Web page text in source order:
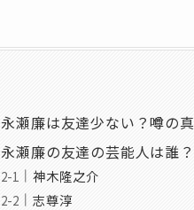
永瀬廉は友達少ない？噂の
永瀬廉の友達の芸能人は誰
神木隆之介
志尊淳